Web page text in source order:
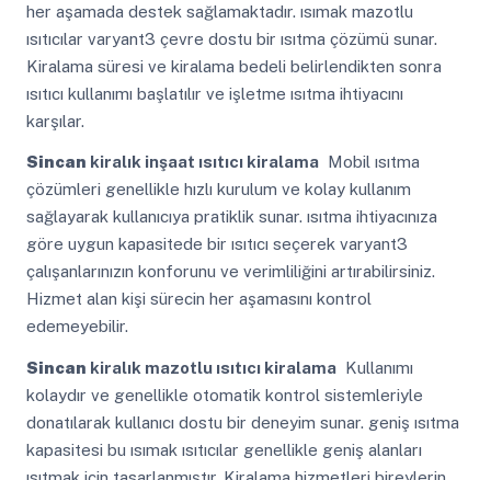
her aşamada destek sağlamaktadır. ısımak mazotlu
ısıtıcılar varyant3 çevre dostu bir ısıtma çözümü sunar.
Kiralama süresi ve kiralama bedeli belirlendikten sonra
ısıtıcı kullanımı başlatılır ve işletme ısıtma ihtiyacını
karşılar.
Sincan kiralık inşaat ısıtıcı kiralamaMobil ısıtma
çözümleri genellikle hızlı kurulum ve kolay kullanım
sağlayarak kullanıcıya pratiklik sunar. ısıtma ihtiyacınıza
göre uygun kapasitede bir ısıtıcı seçerek varyant3
çalışanlarınızın konforunu ve verimliliğini artırabilirsiniz.
Hizmet alan kişi sürecin her aşamasını kontrol
edemeyebilir.
Sincan kiralık mazotlu ısıtıcı kiralamaKullanımı
kolaydır ve genellikle otomatik kontrol sistemleriyle
donatılarak kullanıcı dostu bir deneyim sunar. geniş ısıtma
kapasitesi bu ısımak ısıtıcılar genellikle geniş alanları